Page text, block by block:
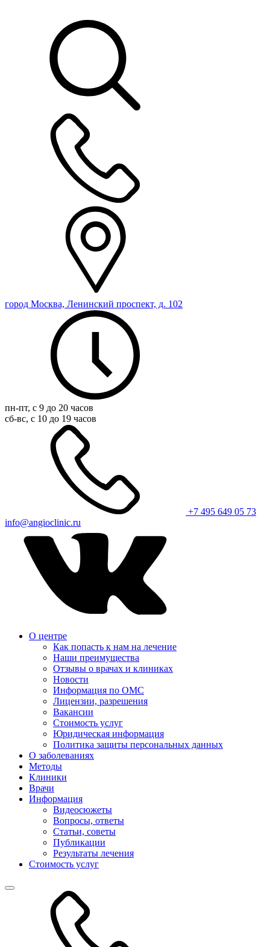
город Москва, Ленинский проспект, д. 102
пн-пт, с 9 до 20 часов
сб-вс, с 10 до 19 часов
+7 495 649 05 73
info@angioclinic.ru
О центре
Как попасть к нам на лечение
Наши преимущества
Отзывы о врачах и клиниках
Новости
Информация по ОМС
Лицензии, разрешения
Вакансии
Стоимость услуг
Юридическая информация
Политика защиты персональных данных
О заболеваниях
Методы
Клиники
Врачи
Информация
Видеосюжеты
Вопросы, ответы
Статьи, советы
Публикации
Результаты лечения
Стоимость услуг